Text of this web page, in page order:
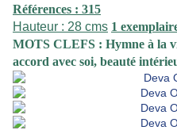
Références : 315
Hauteur : 28 cms 1
MOTS CLEFS : Hymne à la
accord avec soi, beauté